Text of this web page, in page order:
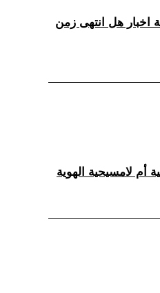
اخبار هل انتهى زمن